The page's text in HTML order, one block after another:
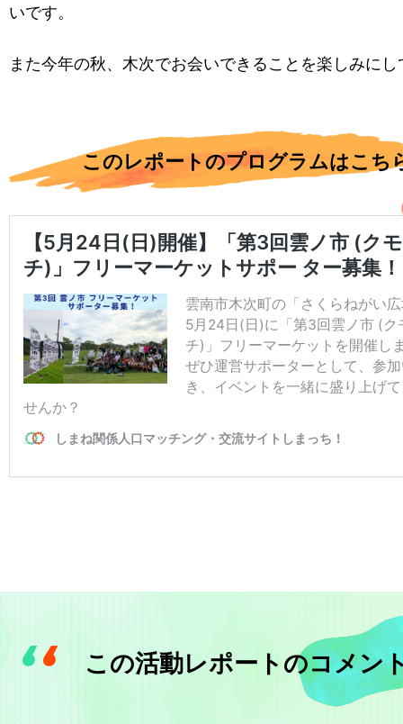
いです。
また今年の秋、木次でお会いできることを楽しみにし
このレポートのプログラムはこち
この活動レポートのコメン